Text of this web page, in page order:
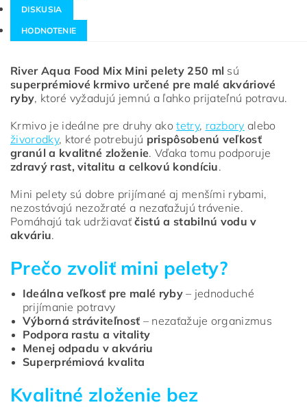
DISKUSIA
HODNOTENIE
River Aqua Food Mix Mini pelety 250 ml sú
superprémiové krmivo určené pre malé akváriové
ryby, ktoré vyžadujú jemnú a ľahko prijateľnú potravu.
Krmivo je ideálne pre druhy akotetry, razbory alebo
živorodky, ktoré potrebujú prispôsobenú veľkosť
granúl a kvalitné zloženie. Vďaka tomu podporuje
zdravý rast, vitalitu a celkovú kondíciu.
Mini pelety sú dobre prijímané aj menšími rybami,
nezostávajú nezožraté a nezaťažujú trávenie.
Pomáhajú tak udržiavaťčistú a stabilnú vodu v
akváriu.
Prečo zvoliť mini pelety?
Ideálna veľkosť pre malé ryby– jednoduché
prijímanie potravy
Výborná stráviteľnosť – nezaťažuje organizmus
Podpora rastu a vitality
Menej odpadu v akváriu
Superprémiová kvalita
Kvalitné zloženie bez